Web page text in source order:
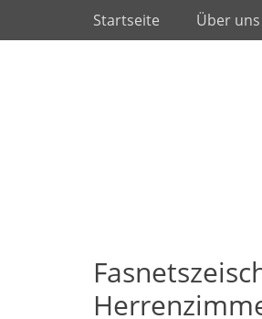
Zum
Inhalt
Primäres Menü
Startseite Über uns